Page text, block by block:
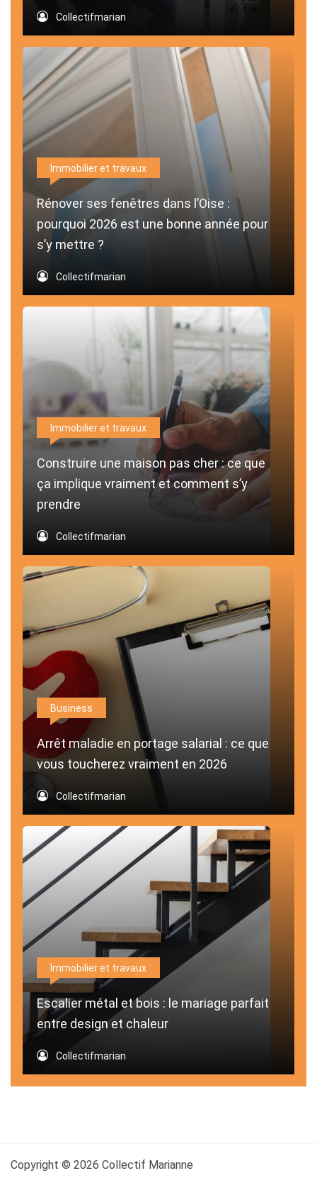
Collectifmarian
Immobilier et travaux
Rénover ses fenêtres dans l’Oise :
pourquoi 2026 est une bonne année pour
s’y mettre ?
Collectifmarian
Immobilier et travaux
Construire une maison pas cher : ce que
ça implique vraiment et comment s’y
prendre
Collectifmarian
Business
Arrêt maladie en portage salarial : ce que
vous toucherez vraiment en 2026
Collectifmarian
Immobilier et travaux
Escalier métal et bois : le mariage parfait
entre design et chaleur
Collectifmarian
Copyright © 2026 Collectif Marianne